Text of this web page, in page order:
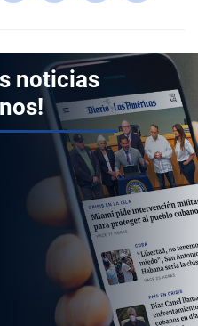
noticias